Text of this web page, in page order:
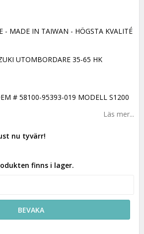
- MADE IN TAIWAN - HÖGSTA KVALITÉ
UTOMBORDARE 35-65 HK
# 58100-95393-019 MODELL S1200
Läs mer...
nu tyvärr!
finns i lager.
BEVAKA